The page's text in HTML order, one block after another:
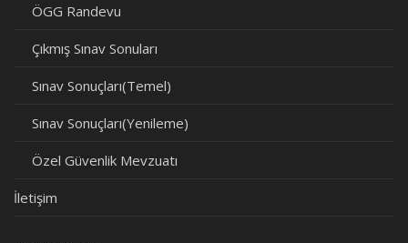
ÖGG Randevu
Çıkmış Sınav Sonuları
Sınav Sonuçları(Temel)
Sınav Sonuçları(Yenileme)
Özel Güvenlik Mevzuatı
İletişim